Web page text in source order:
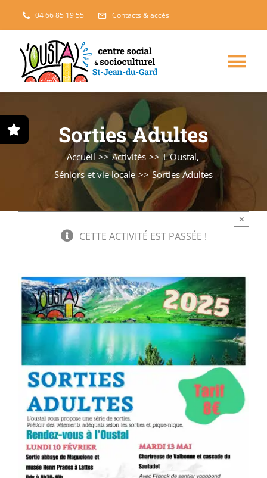
Passer
au
contenu
04 66 85 19 55 Contacts & accès
Projets solidaires
L’accueil
Séniors, Vie locale
Contacts
Sorties Adultes
Accueil Activités
L'Oustal
Séniors et vie locale
Sorties Adultes
CETTE ACTIVITÉ EST PASSÉE !
×